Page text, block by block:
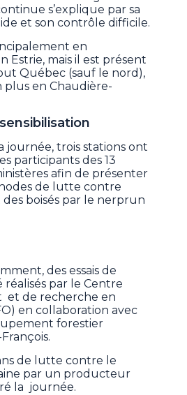
s’explique par sa
et son contrôle difficile.
en
Estrie, mais il est présent
Québec (sauf le nord),
plus en Chaudière-
journée, trois stations ont
participants des 13
afin de présenter
de lutte contre
des boisés par le nerprun
des essais de
par le Centre
et de recherche en
en collaboration avec
forestier
de lutte contre le
par un producteur
la journée.